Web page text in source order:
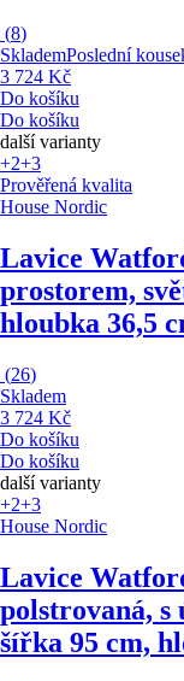
(8)
SklademPoslední
3 724 Kč
Do košíku
Do košíku
další varianty
+2+3
Prověřená kvalita
House Nordic
Lavice
prostorem,
hloubka 36,5
(26)
Skladem
3 724 Kč
Do košíku
Do košíku
další varianty
+2+3
House Nordic
Lavice
polstrovaná, s
šířka 95 cm,